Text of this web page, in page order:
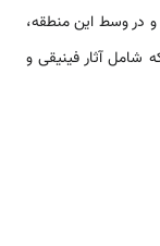
در وسط این منطقه،
شامل آثار فینیقی و